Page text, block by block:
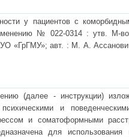
у пациентов с
№ 022-0314 : утв. М-
УО «ГрГМУ»; авт. : М. А.
(далее - инструкции)
и
и соматоформными
для использования